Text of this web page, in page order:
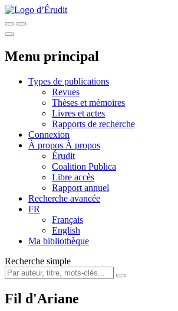
Menu principal
Types de publications
Revues
Thèses et mémoires
Livres et actes
Rapports de recherche
Connexion
À propos À propos
Érudit
Coalition Publica
Libre accès
Rapport annuel
Recherche avancée
FR
Français
English
Ma bibliothèque
Recherche simple
Fil d'Ariane